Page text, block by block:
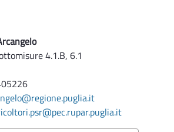
4.1.B, 6.1